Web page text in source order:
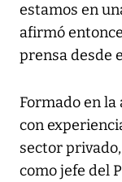
estamos en
afirmó
prensa desde
Formado en
con
sector
como jefe del